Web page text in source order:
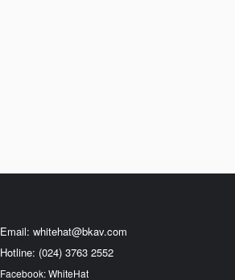
Email: whitehat@bkav.com
Hotline: (024) 3763 2552
Facebook: WhiteHat